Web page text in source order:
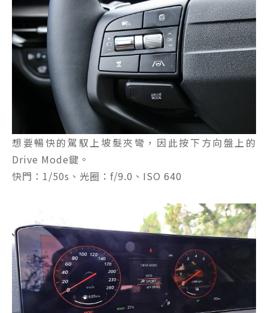
想要暢快的駕馭上坡髮夾彎，因此按下方向盤上的
Drive Mode鍵。
快門：1/50s、光圈：f/9.0、ISO 640